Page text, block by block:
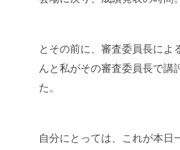
とその前に、審査委員長によ
んと私がその審査委員長で講
た。
自分にとっては、これが本日